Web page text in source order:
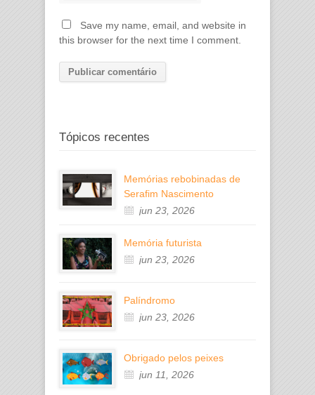
Save my name, email, and website in
this browser for the next time I comment.
Tópicos recentes
Memórias rebobinadas de
Serafim Nascimento
jun 23, 2026
Memória futurista
jun 23, 2026
Palíndromo
jun 23, 2026
Obrigado pelos peixes
jun 11, 2026